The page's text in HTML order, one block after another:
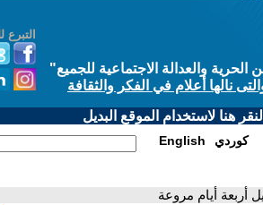
والعدالة الاجتماعية للجميع"
نالها أعلام في الفكر والثقافة
هنا لاستخدام الموقع البديل
English كوردي
أيام مروعة